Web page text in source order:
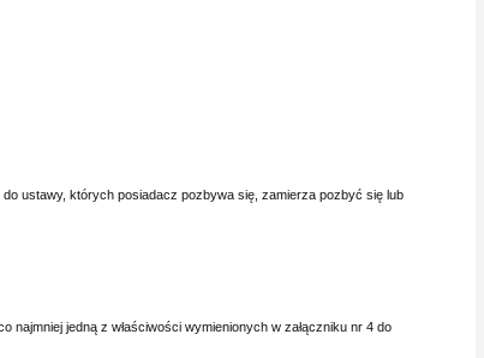
ustawy, których posiadacz pozbywa się, zamierza pozbyć się lub
najmniej jedną z właściwości wymienionych w załączniku nr 4 do